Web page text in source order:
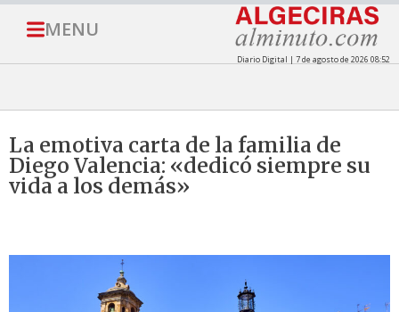
MENU
Diario Digital | 7 de agosto de 2026 08:52
La emotiva carta de la familia de
Diego Valencia: «dedicó siempre su
vida a los demás»